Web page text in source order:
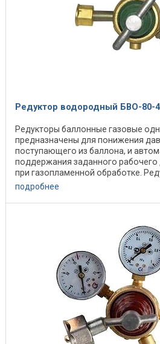
Редуктор водородный БВО-80-4
Редукторы баллонные газовые
предназначены для понижения
поступающего из баллона, и
поддержания заданного
при газопламенной обработке.
для газов: ...
подробнее